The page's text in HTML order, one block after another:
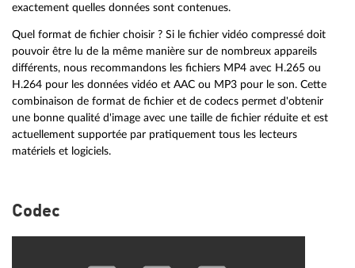
exactement quelles données sont contenues.
Quel format de fichier choisir ? Si le fichier vidéo compressé doit
pouvoir être lu de la même manière sur de nombreux appareils
différents, nous recommandons les fichiers MP4 avec H.265 ou
H.264 pour les données vidéo et AAC ou MP3 pour le son. Cette
combinaison de format de fichier et de codecs permet d'obtenir
une bonne qualité d'image avec une taille de fichier réduite et est
actuellement supportée par pratiquement tous les lecteurs
matériels et logiciels.
Codec